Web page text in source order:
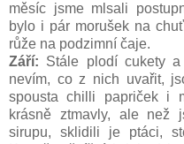
měsíc jsme mlsali
bylo i pár morušek na
růže na podzimní čaje.
Září: Stále plodí cukety
nevím, co z nich uvařit,
spousta chilli papriček i
krásně ztmavly, ale než
sirupu, sklidili je ptáci,